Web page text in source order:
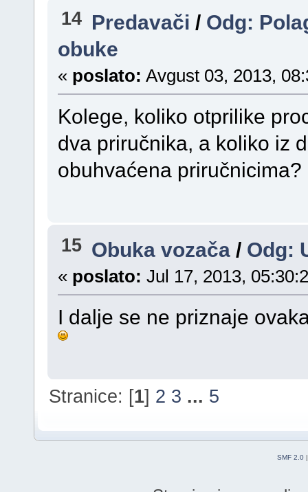
14 Predavači / Odg:
obuke
« poslato: Avgust 03, 2013,
Kolege, koliko otprilike
dva priručnika, a koliko iz
obuhvaćena priručnicima?
15 Obuka vozača / Odg:
« poslato: Jul 17, 2013,
I dalje se ne priznaje
Stranice: [1] 2 3 ... 5
SMF 2.0